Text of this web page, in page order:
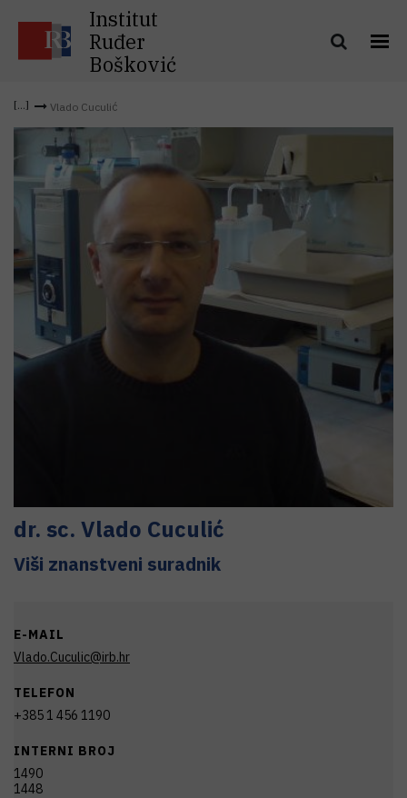
Institut
Ruđer
Bošković
Vlado Cuculić
dr. sc. Vlado Cuculić
Viši znanstveni suradnik
E-MAIL
Vlado.Cuculic@irb.hr
TELEFON
+385 1 456 1190
INTERNI BROJ
1490
1448